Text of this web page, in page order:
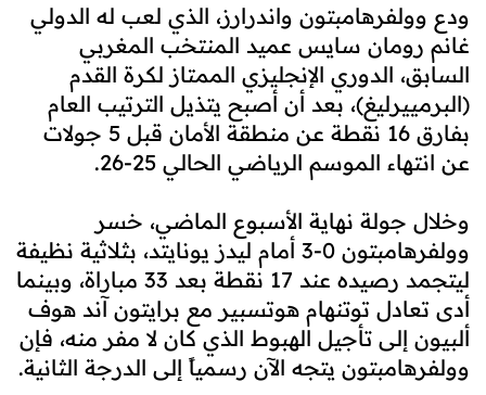
ودع وولفرهامبتون واندرارز، الذي لعب له الدولي
غانم رومان سايس عميد المنتخب المغربي
السابق، الدوري الإنجليزي الممتاز لكرة القدم
(البرمييرليغ)، بعد أن أصبح يتذيل الترتيب العام
بفارق 16 نقطة عن منطقة الأمان قبل 5 جولات
عن انتهاء الموسم الرياضي الحالي 25-26.
وخلال جولة نهاية الأسبوع الماضي، خسر
وولفرهامبتون 0-3 أمام ليدز يونايتد، بثلاثية نظيفة
ليتجمد رصيده عند 17 نقطة بعد 33 مباراة، وبينما
أدى تعادل توتنهام هوتسبير مع برايتون آند هوف
ألبيون إلى تأجيل الهبوط الذي كان لا مفر منه، فإن
وولفرهامبتون يتجه الآن رسمياً إلى الدرجة الثانية.